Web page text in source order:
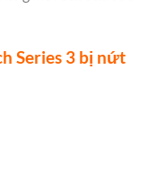
Series 3 bị nứt